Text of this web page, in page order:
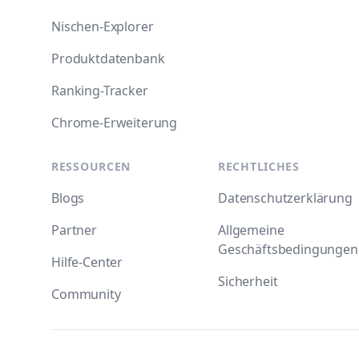
Nischen-Explorer
Produktdatenbank
Ranking-Tracker
Chrome-Erweiterung
RESSOURCEN
Blogs
Partner
Hilfe-Center
Community
RECHTLICHES
Datenschutzerklärung
Allgemeine
Geschäftsbedingungen
Sicherheit